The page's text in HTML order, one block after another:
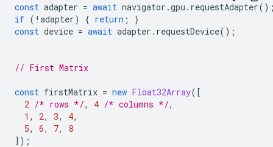
const adapter = await navigator .gpu . requestAdapter
if ( ! adapter) { return ;
}
const device = await adapter . requestDevice();
// First Matrix
const firstMatrix = new Float32Array([
2 /* rows */, 4 /* columns */,
1 , 2, 3, 4,
5, 6, 7,
8
]);